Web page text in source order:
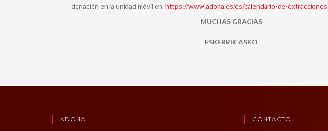
donación en la unidad móvil en https://www.adona.es/es/calendario-de-extracciones.
MUCHAS GRACIAS
ESKERRIK ASKO
ADONA CONTACTO